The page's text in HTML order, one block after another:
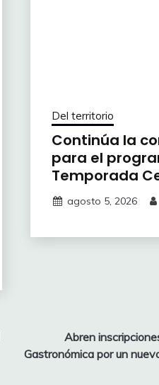
Del territorio
Continúa la
para el
Temporada
agosto 5, 2026
Abren
Gastronómica por un